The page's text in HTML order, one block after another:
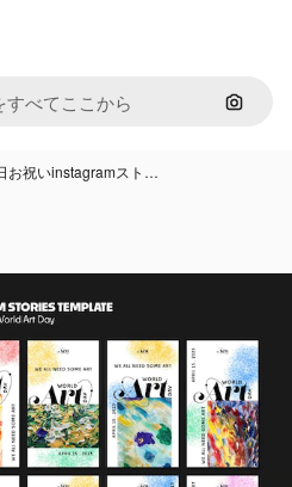
画像で
お祝いinstagramスト…